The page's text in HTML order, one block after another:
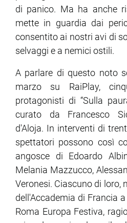
di panico. Ma ha anche
mette in guardia dai
consentito ai nostri avi di
selvaggi e a nemici ostili.
A parlare di questo noto
marzo su RaiPlay,
protagonisti di “Sulla
curato da Francesco
d'Aloja. In interventi di
spettatori possono così
angosce di Edoardo
Melania Mazzucco,
Veronesi. Ciascuno di loro,
dell'Accademia di Francia
Roma Europa Festiva,